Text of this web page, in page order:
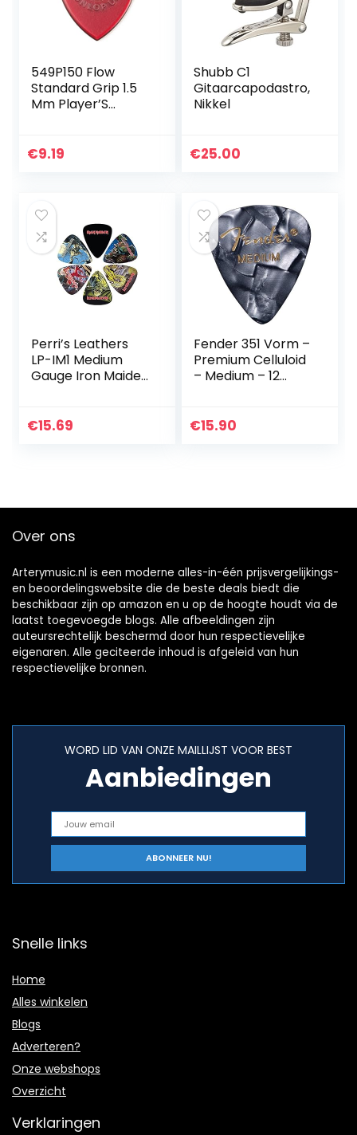
549P150 Flow
Standard Grip 1.5
Mm Player’S
€9.19
Shubb C1
Gitaarcapodastro,
Nikkel
€25.00
Perri’s Leathers
LP-IM1 Medium
Gauge Iron Maiden
€15.69
Fender 351 Vorm –
Premium Celluloid
– Medium – 12
€15.90
Over ons
Arterymusic.nl is een moderne alles-in-één prijsvergelijkings-
en beoordelingswebsite die de beste deals biedt die
beschikbaar zijn op amazon en u op de hoogte houdt via de
laatst toegevoegde blogs. Alle afbeeldingen zijn
auteursrechtelijk beschermd door hun respectievelijke
eigenaren. Alle geciteerde inhoud is afgeleid van hun
respectievelijke bronnen.
WORD LID VAN ONZE MAILLIJST VOOR BEST
Aanbiedingen
Snelle links
Home
Alles winkelen
Blogs
Adverteren?
Onze webshops
Overzicht
Verklaringen